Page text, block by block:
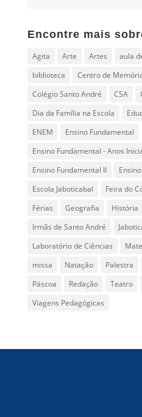
Encontre mais
Agita Arte Artes aula
biblioteca
Centro de
Colégio Santo André
CSA
Dia da Família na Escola
ENEM
Ensino Fundamental
Ensino Fundamental - Anos
Ensino Fundamental II
Escola Jaboticabal
Feira do
Férias
Geografia História
Irmãs de Santo André
Laboratório de Ciências
missa
Natação Palestra
Páscoa
Redação Teatro
Viagens Pedagógicas